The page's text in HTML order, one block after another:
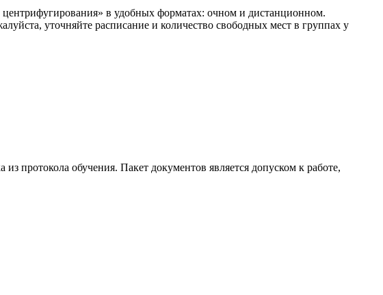
в удобных форматах: очном и дистанционном.
уточняйте расписание и количество свободных мест в группах у
протокола обучения. Пакет документов является допуском к работе,